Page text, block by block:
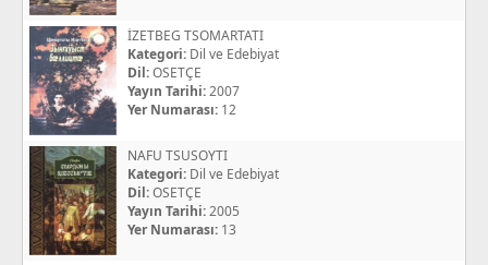
İZETBEG TSOMARTATI
Kategori: Dil ve Edebiyat
Dil:OSETÇE
Yayın Tarihi:2007
Yer Numarası: 12
NAFU TSUSOYTI
Kategori: Dil ve Edebiyat
Dil:OSETÇE
Yayın Tarihi:2005
Yer Numarası: 13